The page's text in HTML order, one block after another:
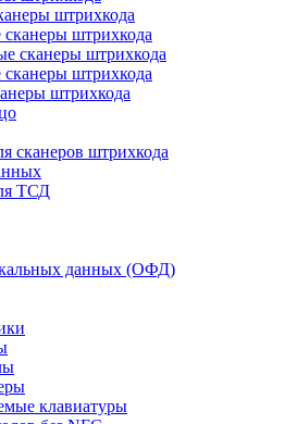
штрихкода
штрихкода
сканеры штрихкода
штрихкода
штрихкода
сканеров штрихкода
ТСД
данных (ОФД)
клавиатуры